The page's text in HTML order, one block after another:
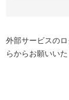
外部サービスの
らからお願いいた